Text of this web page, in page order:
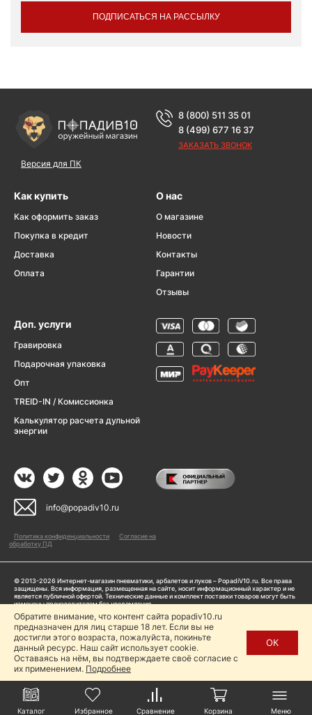
ПОДПИСАТЬСЯ НА РАССЫЛКУ
Версия для ПК
8 (800) 511 35 01
8 (499) 677 16 37
ЗАКАЗАТЬ ЗВОНОК
Как купить
Как оформить заказ
Покупка в кредит
Доставка
Оплата
О нас
О магазине
Новости
Контакты
Гарантии
Отзывы
Доп. услуги
Гравировка
Подарочная упаковка
Опт
TREID-IN / Комиссионка
Калькулятор расчета дульной
энергии
info@popadiv10.ru
Политика конфиденциальности
Согласие на
обработку ПД
© 2013-2026 Интернет-магазин пневматики, арбалетов и луков – PopadiV10.ru. Все права
защищены. Вся информация, размещенная на сайте, носит информационный характер и не
является публичной офертой. Технические данные и комплект поставки товаров могут быть
изменены производителем без уведомления
Пользуясь сайтом Popadiv10.ru, пользователь автоматически соглашается с условиями,
прописанными в
Политике конфиденциальности
Копирование любой информации (тексты, фото, видео и др.) с сайта Popadiv10 запрещено,
за исключением наличия письменного согласия администрации сайта Popadiv10.
Каталог Избранное Сравнение Корзина Меню
Обратите внимание, что контент сайта popadiv10.ru
предназначен для лиц старше 18 лет. Если вы не
достигли этого возраста, пожалуйста, покиньте
данный ресурс. Наш сайт использует cookie.
Оставаясь на нём, вы подтверждаете своё согласие с
их применением. Подробнее
ОК